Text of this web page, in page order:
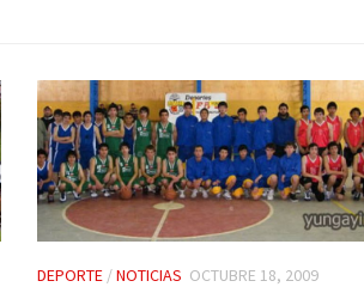
DEPORTE /NOTICIAS OCTUBRE 18, 2009